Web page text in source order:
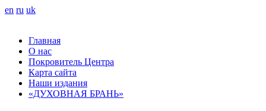
en ru uk
Главная
О нас
Покровитель Центра
Карта сайта
Наши издания
«ДУХОВНАЯ БРАНЬ»